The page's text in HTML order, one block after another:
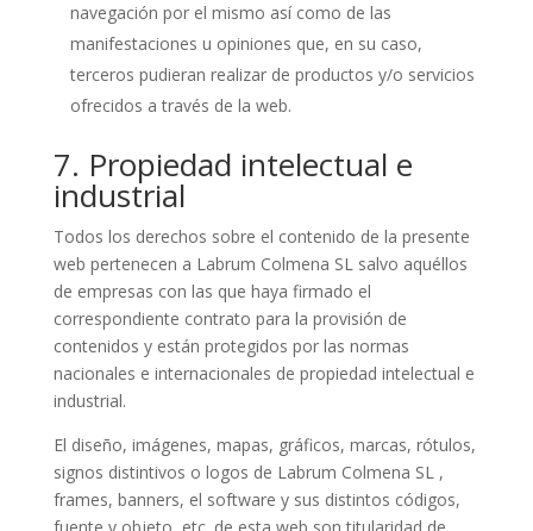
navegación por el mismo así como de las
manifestaciones u opiniones que, en su caso,
terceros pudieran realizar de productos y/o servicios
ofrecidos a través de la web.
7. Propiedad intelectual e
industrial
Todos los derechos sobre el contenido de la presente
web pertenecen a Labrum Colmena SL salvo aquéllos
de empresas con las que haya firmado el
correspondiente contrato para la provisión de
contenidos y están protegidos por las normas
nacionales e internacionales de propiedad intelectual e
industrial.
El diseño, imágenes, mapas, gráficos, marcas, rótulos,
signos distintivos o logos de Labrum Colmena SL ,
frames, banners, el software y sus distintos códigos,